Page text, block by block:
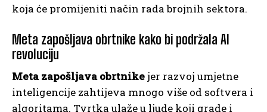
koja će promijeniti način rada brojnih sektora.
Meta zapošljava obrtnike kako bi podržala AI
revoluciju
Meta zapošljava obrtnikejer razvoj umjetne
inteligencije zahtijeva mnogo više od softvera i
algoritama. Tvrtka ulaže u ljude koji grade i